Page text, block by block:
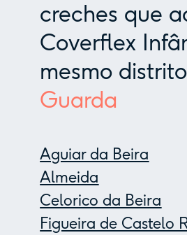
creches que
Coverflex
mesmo
Guarda
Aguiar da Beira
Almeida
Celorico da Beira
Figueira de Castelo